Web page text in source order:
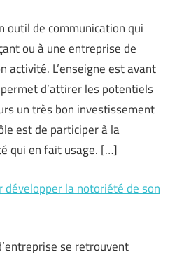
outil de communication qui
ou à une entreprise de
activité. L’enseigne est avant
d’attirer les potentiels
un très bon investissement
est de participer à la
qui en fait usage. […]
développer la notoriété de son
se retrouvent